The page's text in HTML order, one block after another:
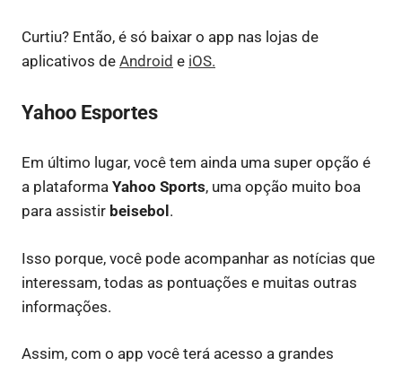
Curtiu? Então, é só baixar o app nas lojas de
aplicativos de Android e iOS.
Yahoo Esportes
Em último lugar, você tem ainda uma super opção é
a plataforma Yahoo Sports, uma opção muito boa
para assistir beisebol .
Isso porque, você pode acompanhar as notícias que
interessam, todas as pontuações e muitas outras
informações.
Assim, com o app você terá acesso a grandes